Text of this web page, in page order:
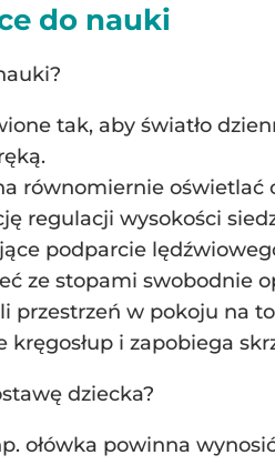
do nauki
tak, aby światło
równomiernie oświetlać
regulacji wysokości
podparcie
ze stopami swobodnie
przestrzeń w pokoju na
kręgosłup i zapobiega
dziecka?
ołówka powinna